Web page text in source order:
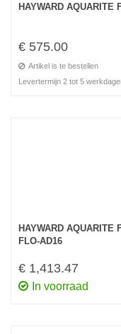
HAYWARD AQUARITE
€ 575.00
Artikel is te bestellen
Levertermijn 2 tot 5
HAYWARD AQUARITE
FLO-AD16
€ 1,413.47
In voorraad